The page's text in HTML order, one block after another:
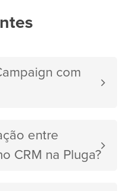
com
entre
CRM na Pluga?